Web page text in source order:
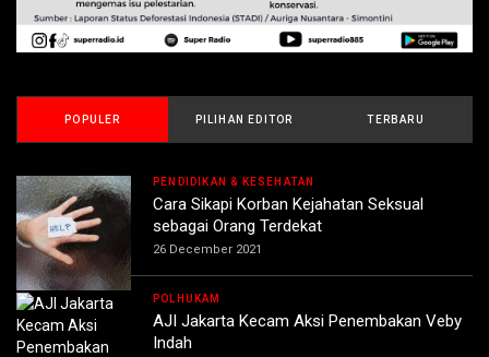
POPULER PILIHAN EDITOR TERBARU
PENDIDIKAN & KESEHATAN
Cara Sikapi Korban Kejahatan Seksual
sebagai Orang Terdekat
26 December 2021
POLHUKAM
AJI Jakarta Kecam Aksi Penembakan Veby
Indah